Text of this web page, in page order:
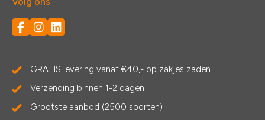
GRATIS levering vanaf €40,- op zakjes zaden
Verzending binnen 1-2 dagen
Grootste aanbod (2500 soorten)